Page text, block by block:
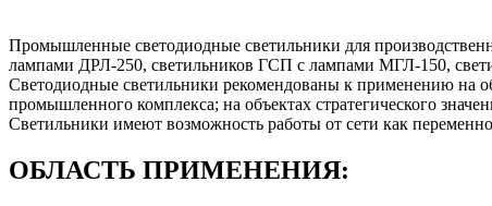
Промышленные светодиодные светильники для
лампами ДРЛ-250, светильников ГСП с лампами МГЛ-150,
Светодиодные светильники рекомендованы к применению
промышленного комплекса; на объектах стратегического
Светильники имеют возможность работы от сети как
ОБЛАСТЬ ПРИМЕНЕНИЯ: